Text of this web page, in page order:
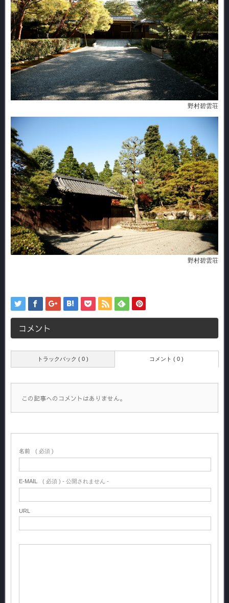
野村碧雲荘
野村碧雲荘
コメント
トラックバック ( 0 ) コメント ( 0 )
この記事へのコメントはありません。
名前 ( 必須 )
E-MAIL ( 必須 ) - 公開されません -
URL